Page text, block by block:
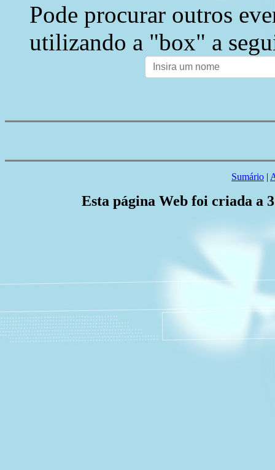
Pode procurar outros
utilizando a "box" a
Sumário |
Esta página Web foi criada a